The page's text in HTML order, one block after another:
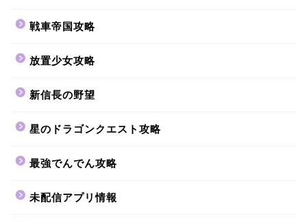
戦車帝国攻略
放置少女攻略
新信長の野望
星のドラゴンクエスト攻略
最強でんでん攻略
未配信アプリ情報